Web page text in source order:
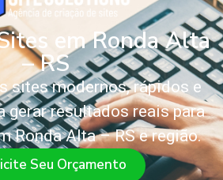
em Ronda Alta
– RS
sites modernos, rápidos e
gerar resultados reais para
Ronda Alta – RS e região.
Seu Orçamento